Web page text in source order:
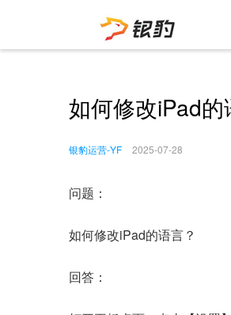
如何修改iPad的
银豹运营-YF 2025-07-28
问题：
如何修改iPad的语言？
回答：